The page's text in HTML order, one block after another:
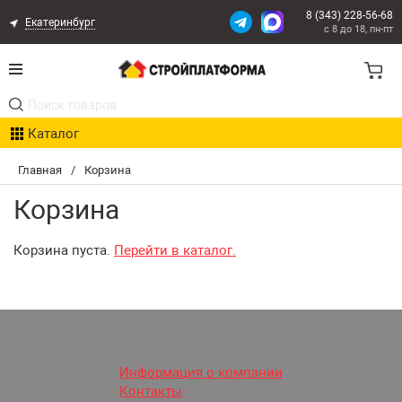
Главная / Корзина
Корзина
Корзина пуста. Перейти в каталог.
Екатеринбург
8 (343) 228-56-68
с 8 до 18, пн-пт
Каталог
Акции
Расчет доставки
Организациям
Оплата и ДоставкаИнформация о компании
Контакты